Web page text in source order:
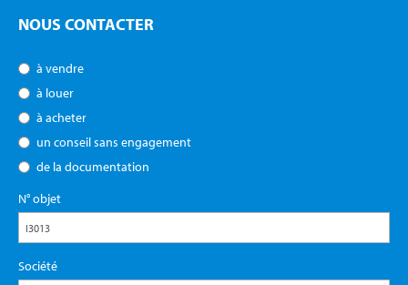
NOUS CONTACTER
à vendre
à louer
à acheter
un conseil sans engagement
de la documentation
N° objet
Société